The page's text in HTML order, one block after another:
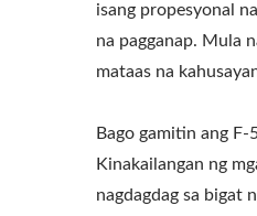
isang propesyonal
na pagganap. Mula
mataas na
Bago gamitin ang
Kinakailangan ng
nagdagdag sa bigat